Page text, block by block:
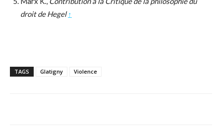
droit de Hegel ↑
TAGS Glatigny Violence